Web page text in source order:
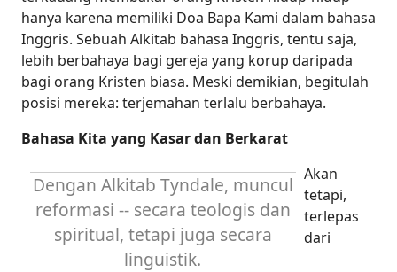
hanya karena memiliki Doa Bapa Kami dalam bahasa
Inggris. Sebuah Alkitab bahasa Inggris, tentu saja,
lebih berbahaya bagi gereja yang korup daripada
bagi orang Kristen biasa. Meski demikian, begitulah
posisi mereka: terjemahan terlalu berbahaya.
Bahasa Kita yang Kasar dan Berkarat
Dengan Alkitab Tyndale, muncul
reformasi -- secara teologis dan
spiritual, tetapi juga secara
linguistik.
Akan
tetapi,
terlepas
dari